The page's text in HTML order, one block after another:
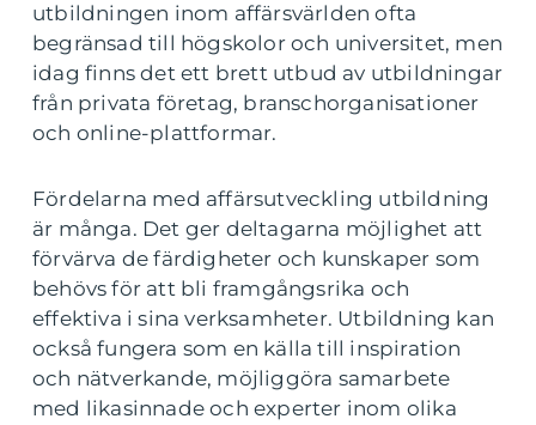
utbildningen inom affärsvärlden ofta
begränsad till högskolor och universitet, men
idag finns det ett brett utbud av utbildningar
från privata företag, branschorganisationer
och online-plattformar.
Fördelarna med affärsutveckling utbildning
är många. Det ger deltagarna möjlighet att
förvärva de färdigheter och kunskaper som
behövs för att bli framgångsrika och
effektiva i sina verksamheter. Utbildning kan
också fungera som en källa till inspiration
och nätverkande, möjliggöra samarbete
med likasinnade och experter inom olika